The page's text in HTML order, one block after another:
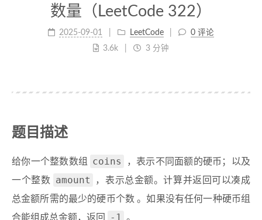
数量（LeetCode 322）
2025-09-01 LeetCode
0 评论
3.6k
3 分钟
题目描述
给你一个整数数组 coins
，表示不同面额的硬币；以及
一个整数
amount
，表示总金额。计算并返回可以凑成
总金额所需的最少的硬币个数 。如果没有任何一种硬币组
合能组成总金额，返回
-1 。